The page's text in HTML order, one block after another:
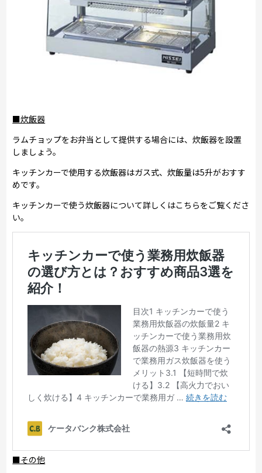
■炊飯器
ラムチョップをお弁当として提供する場合には、炊飯器を設置
しましょう。
キッチンカーで使用する炊飯器はガス式、炊飯量は5升がおすす
めです。
キッチンカーで使う炊飯器について詳しくはこちらをご覧くださ
い。
■その他